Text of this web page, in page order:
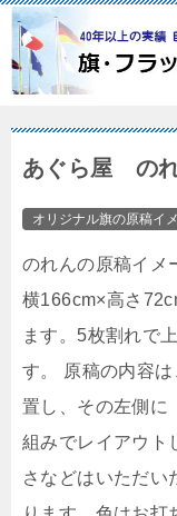
あぐら屋 の
オリジナル旗の原稿イ
のれんの原稿イメ
横166cm×高さ
ます。5枚割れで
す。 原稿の内容
置し、その左側
組みでレイアウト
さなどはいただい